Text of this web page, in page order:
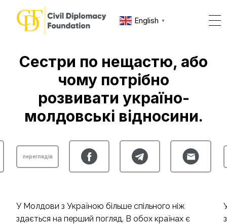
English ▼
Сестри по нещастю, або
чому потрібно
розвивати україно-
молдовські відносини.
переглядів
У Молдови з Україною більше спільного ніж
здається на перший погляд. В обох країнах є